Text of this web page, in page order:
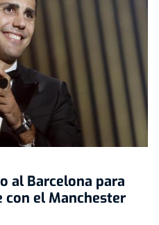
al Barcelona para
con el Manchester